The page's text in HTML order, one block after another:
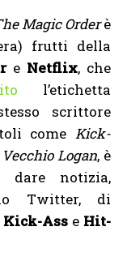
Magic Orderè
frutti della
e Netflix, che
l’etichetta
scrittore
come Kick-
Vecchio Logan, è
notizia,
Twitter, di
Kick-Ass e Hit-